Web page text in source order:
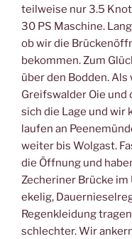
teilweise nur 3.5
30 PS Maschine.
ob wir die
bekommen. Zum
über den Bodden.
Greifswalder Oie
sich die Lage und wir
laufen an
weiter bis Wolgast.
die Öffnung und
Zecheriner Brücke im
ekelig,
Regenkleidung
schlechter. Wir